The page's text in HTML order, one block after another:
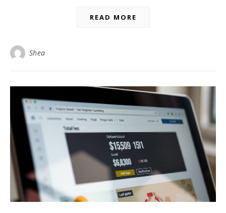
READ MORE
Shea